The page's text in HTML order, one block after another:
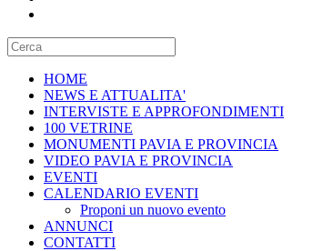
HOME
NEWS E ATTUALITA'
INTERVISTE E APPROFONDIMENTI
100 VETRINE
MONUMENTI PAVIA E PROVINCIA
VIDEO PAVIA E PROVINCIA
EVENTI
CALENDARIO EVENTI
Proponi un nuovo evento
ANNUNCI
CONTATTI